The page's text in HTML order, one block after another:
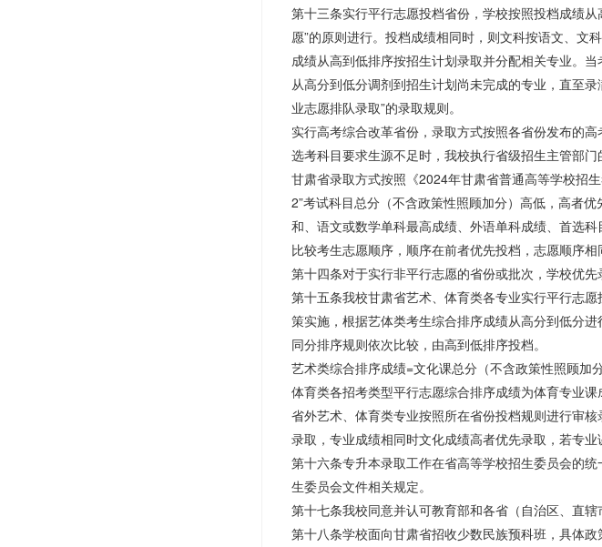
第十三条实行平行志愿投档省份，学校按照投档成绩
愿”的原则进行。投档成绩相同时，则文科按语文、文
成绩从高到低排序按招生计划录取并分配相关专业。
从高分到低分调剂到招生计划尚未完成的专业，直至
业志愿排队录取”的录取规则。
实行高考综合改革省份，录取方式按照各省份发布的
选考科目要求生源不足时，我校执行省级招生主管部
甘肃省录取方式按照《2024年甘肃省普通高等学校招
2”考试科目总分（不含政策性照顾加分）高低，高者
和、语文或数学单科最高成绩、外语单科成绩、首选
比较考生志愿顺序，顺序在前者优先投档，志愿顺序相
第十四条对于实行非平行志愿的省份或批次，学校优
第十五条我校甘肃省艺术、体育类各专业实行平行志
策实施，根据艺体类考生综合排序成绩从高分到低分
同分排序规则依次比较，由高到低排序投档。
艺术类综合排序成绩=文化课总分（不含政策性照顾加
体育类各招考类型平行志愿综合排序成绩为体育专业课
省外艺术、体育类专业按照所在省份投档规则进行审
录取，专业成绩相同时文化成绩高者优先录取，若专
第十六条专升本录取工作在省高等学校招生委员会的
生委员会文件相关规定。
第十七条我校同意并认可教育部和各省（自治区、直
第十八条学校面向甘肃省招收少数民族预科班，具体政